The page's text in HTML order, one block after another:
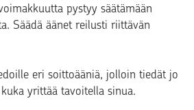
pystyy säätämään
Säädä äänet reilusti riittävän
eri soittoääniä, jolloin tiedät jo
yrittää tavoitella sinua.